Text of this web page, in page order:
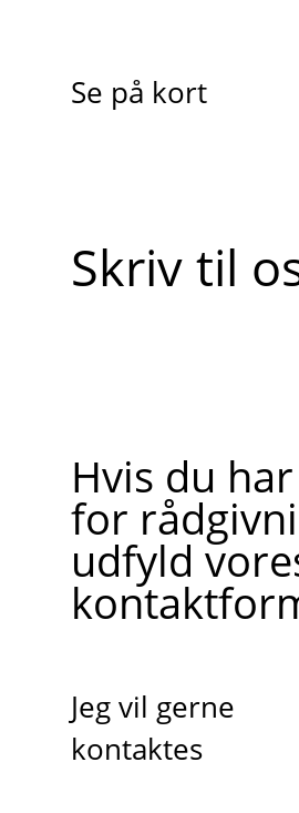
Se på kort
Skriv til
Hvis du
for
udfyld
Jeg vil gerne
kontaktes